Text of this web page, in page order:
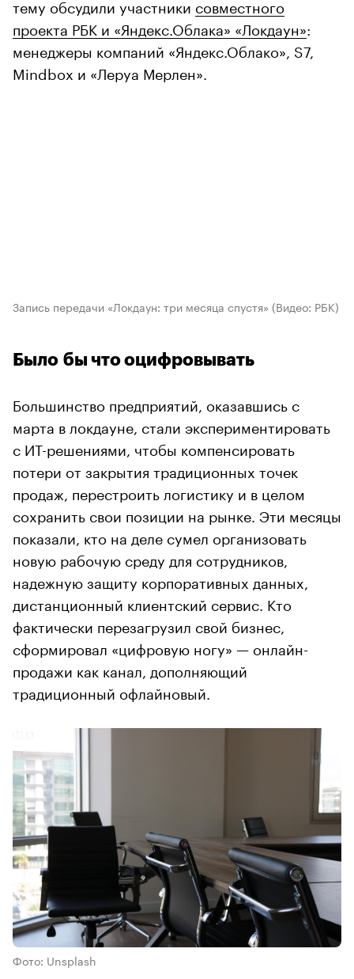
тему обсудили участники совместного
проекта РБК и «Яндекс.Облака» «Локдаун»:
менеджеры компаний «Яндекс.Облако», S7,
Mindbox и «Леруа Мерлен».
Запись передачи «Локдаун: три месяца спустя» (Видео: РБК)
Было бы что оцифровывать
Большинство предприятий, оказавшись с
марта в локдауне, стали экспериментировать
с ИТ-решениями, чтобы компенсировать
потери от закрытия традиционных точек
продаж, перестроить логистику и в целом
сохранить свои позиции на рынке. Эти месяцы
показали, кто на деле сумел организовать
новую рабочую среду для сотрудников,
надежную защиту корпоративных данных,
дистанционный клиентский сервис. Кто
фактически перезагрузил свой бизнес,
сформировал «цифровую ногу» — онлайн-
продажи как канал, дополняющий
традиционный офлайновый.
Фото: Unsplash